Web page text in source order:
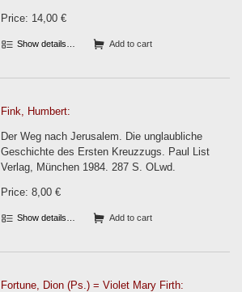
Price: 14,00 €
Show details… Add to cart
Fink, Humbert:
Der Weg nach Jerusalem. Die unglaubliche
Geschichte des Ersten Kreuzzugs. Paul List
Verlag, München 1984. 287 S. OLwd.
Price: 8,00 €
Show details… Add to cart
Fortune, Dion (Ps.) = Violet Mary Firth: